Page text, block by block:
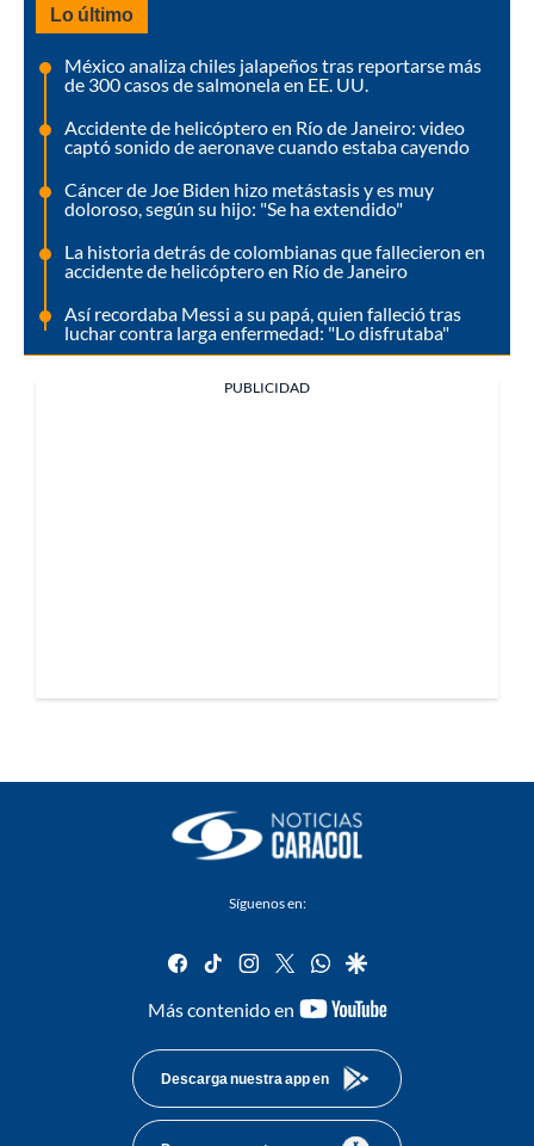
Lo último
México analiza chiles jalapeños tras reportarse más
de 300 casos de salmonela en EE. UU.
Accidente de helicóptero en Río de Janeiro: video
captó sonido de aeronave cuando estaba cayendo
Cáncer de Joe Biden hizo metástasis y es muy
doloroso, según su hijo: "Se ha extendido"
La historia detrás de colombianas que fallecieron en
accidente de helicóptero en Río de Janeiro
Así recordaba Messi a su papá, quien falleció tras
luchar contra larga enfermedad: "Lo disfrutaba"
PUBLICIDAD
Síguenos en:
facebook
tiktok instagram
twitterwhatsapp
google
Más contenido en
youtube-
Descarga nuestra app en